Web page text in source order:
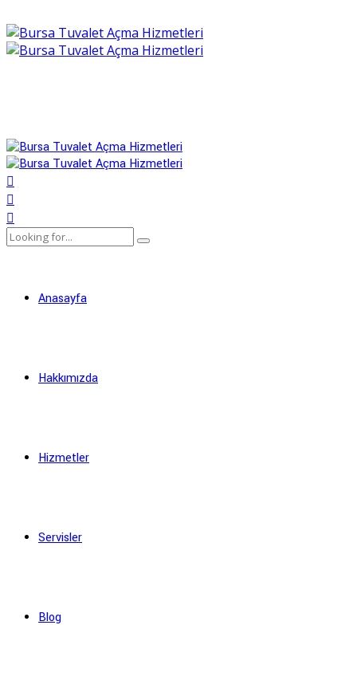
Anasayfa
Hakkımızda
Hizmetler
Servisler
Blog